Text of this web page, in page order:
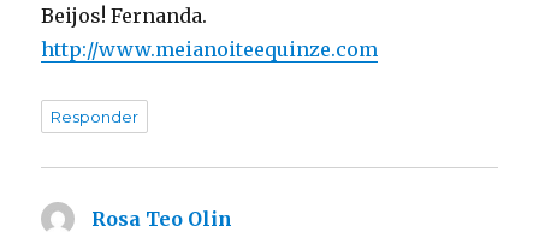
Beijos! Fernanda.
http://www.meianoiteequinze.com
Responder
Rosa Teo Olin